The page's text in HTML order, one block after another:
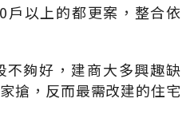
戶以上的都更案，整合依
不夠好，建商大多興趣缺
搶，反而最需改建的住宅